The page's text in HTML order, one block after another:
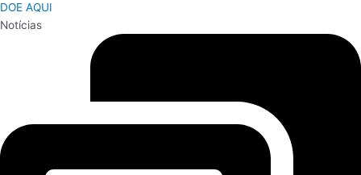
DOE AQUI
Notícias